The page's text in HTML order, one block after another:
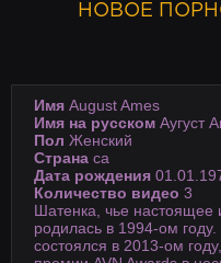
НОВОЕ
Имя August Ames
Имя на русском Аугуст
Пол Женский
Страна ca
Дата рождения
Количество видео 3
Шатенка, чье настоящее
родилась в 1994-ом
состоялся в 2013-ом